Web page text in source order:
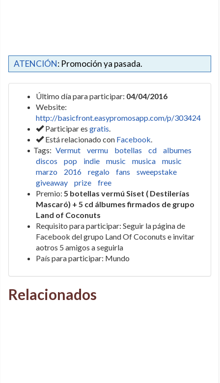
ATENCIÓN: Promoción ya pasada.
Último día para participar: 04/04/2016
Website:
http://basicfront.easypromosapp.com/p/303424
Participar es gratis.
Está relacionado con Facebook.
Tags: Vermut vermu botellas cd
albumes
discos
pop indie music musica
music
marzo
2016 regalo fans
sweepstake
giveaway
prize
free
Premio: 5 botellas vermú Siset ( Destilerías
Mascaró) + 5 cd álbumes firmados de grupo
Land of Coconuts
Requisito para participar: Seguir la página de
Facebook del grupo Land Of Coconuts e invitar
aotros 5 amigos a seguirla
País para participar: Mundo
Relacionados